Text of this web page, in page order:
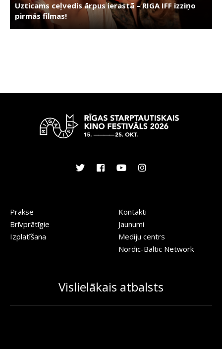
Uzticams ceļvedis ārpus ierastā – RIGA IFF izziņo
pirmās filmas!
Prakse
Brīvprātīgie
Izplatīšana
Kontakti
Jaunumi
Mediju centrs
Nordic-Baltic Network
Vislielākais atbalsts